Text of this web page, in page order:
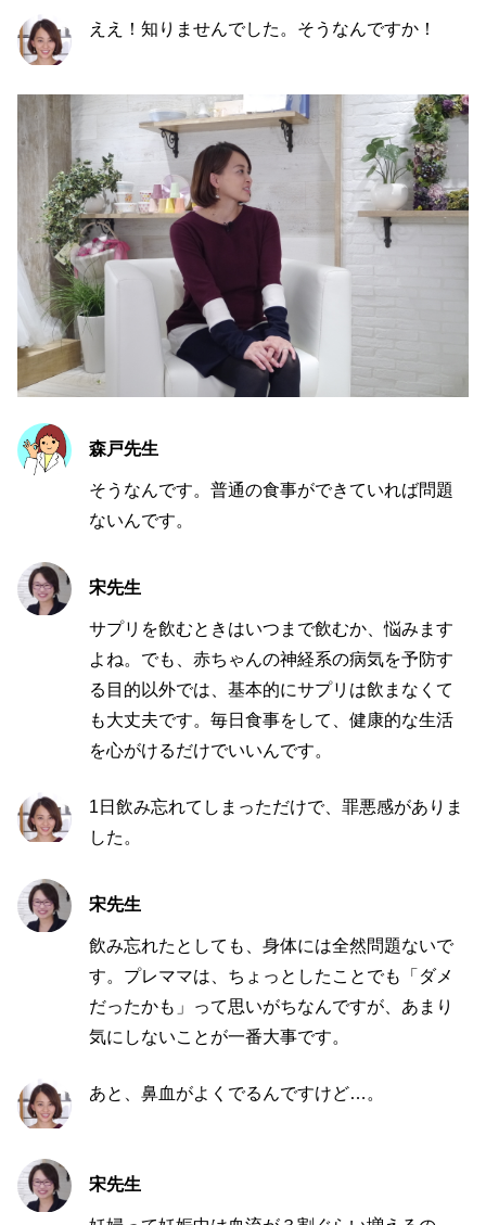
ええ！知りませんでした。そうなんですか！
森戸先生
そうなんです。普通の食事ができていれば問題
ないんです。
宋先生
サプリを飲むときはいつまで飲むか、悩みます
よね。でも、赤ちゃんの神経系の病気を予防す
る目的以外では、基本的にサプリは飲まなくて
も大丈夫です。毎日食事をして、健康的な生活
を心がけるだけでいいんです。
1 日飲み忘れてしまっただけで、罪悪感がありま
した。
宋先生
飲み忘れたとしても、身体には全然問題ないで
す。プレママは、ちょっとしたことでも「ダメ
だったかも」って思いがちなんですが、あまり
気にしないことが一番大事です。
あと、鼻血がよくでるんですけど…。
宋先生